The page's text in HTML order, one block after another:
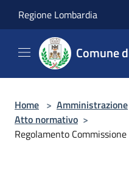
Regione Lombardia
Comune
Home > Amministrazione
Atto normativo >
Regolamento